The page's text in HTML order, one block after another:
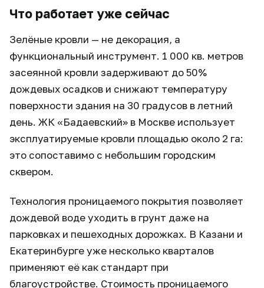
Что работает уже сейчас
Зелёные кровли — не декорация, а
функциональный инструмент. 1 000 кв. метров
засеянной кровли задерживают до 50%
дождевых осадков и снижают температуру
поверхности здания на 30 градусов в летний
день. ЖК «Бадаевский» в Москве использует
эксплуатируемые кровли площадью около 2 га:
это сопоставимо с небольшим городским
сквером.
Технология проницаемого покрытия позволяет
дождевой воде уходить в грунт даже на
парковках и пешеходных дорожках. В Казани и
Екатеринбурге уже несколько кварталов
применяют её как стандарт при
благоустройстве. Стоимость проницаемого